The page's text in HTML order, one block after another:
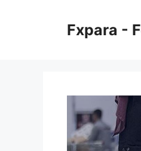
Fxpara -